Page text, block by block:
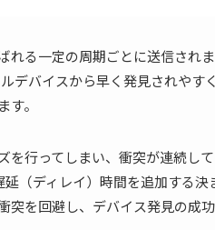
る一定の周期ごとに送信され
デバイスから早く発見されやす
。
行ってしまい、衝突が連続して
（ディレイ）時間を追加する決
を回避し、デバイス発見の成功